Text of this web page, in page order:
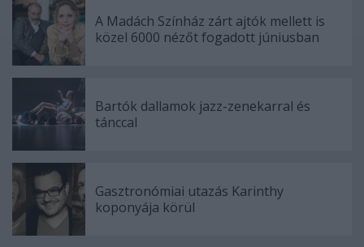
A Madách Színház zárt ajtók mellett is
közel 6000 nézőt fogadott júniusban
Bartók dallamok jazz-zenekarral és
tánccal
Gasztronómiai utazás Karinthy
koponyája körül